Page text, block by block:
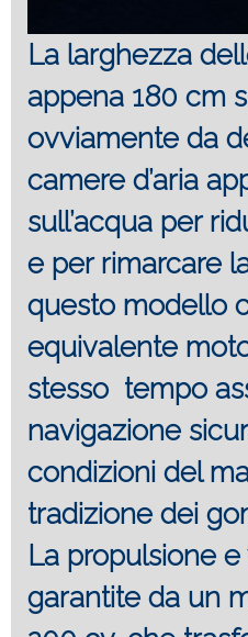
La larghezza
appena 180 cm
ovviamente da
camere d’aria
sull’acqua per
e per rimarcare
questo modello
equivalente
stesso tempo
navigazione
condizioni del
tradizione dei
La propulsione
garantite da un